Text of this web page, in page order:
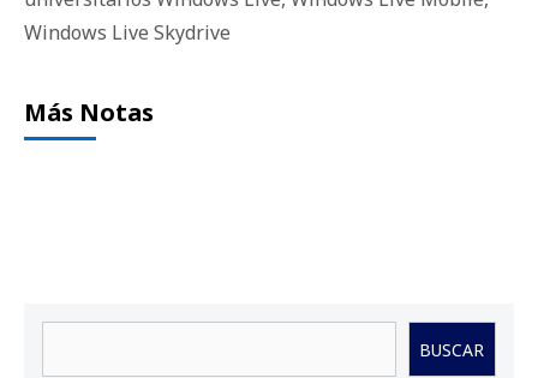
Windows Live Skydrive
Más Notas
BUSCAR